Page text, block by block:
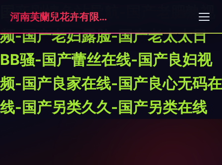
国产剧情色站导航-国产老肥熟视
频-国产老妇露脸-国产老太太日
BB骚-国产蕾丝在线-国产良妇视
频-国产良家在线-国产良心无码在
线-国产另类久久-国产另类在线
河南芙蘭兒花卉有限公司